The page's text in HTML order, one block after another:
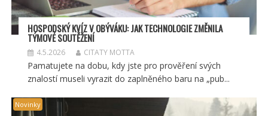
HOSPODSKÝKVÍZ V OBÝVÁKU: JAK TECHNOLOGIE ZMĚNILA
TÝMOVÉ SOUTĚŽENÍ
4.5.2026 CITATY MOTTA
Pamatujete na dobu, kdy jste pro prověření svých
znalostí museli vyrazit do zaplněného baru na „pub...
Novinky